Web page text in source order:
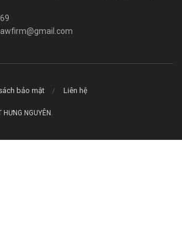
bảo mật Liên hệ
HƯNG NGUYÊN